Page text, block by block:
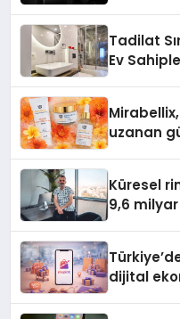
Tadilat
Ev
uzanan
Küresel
9,6
dijital